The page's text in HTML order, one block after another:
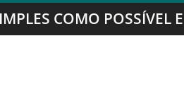
COMO POSSÍVEL